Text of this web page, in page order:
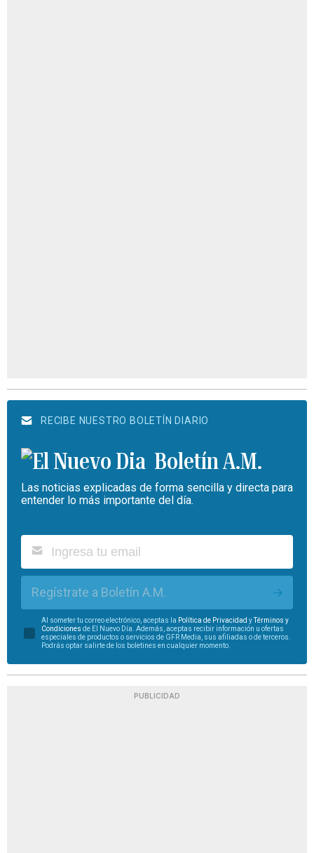
RECIBE NUESTRO BOLETÍN DIARIO
Boletín A.M.
Las noticias explicadas de forma sencilla y directa para
entender lo más importante del día.
Regístrate a Boletín A.M.
Al someter tu correo electrónico, aceptas la Política de Privacidad yTérminos y
Condiciones de El Nuevo Día. Además, aceptas recibir información u ofertas
especiales de productos o servicios de GFR Media, sus afiliadas o de terceros.
Podrás optar salirte de los boletines en cualquier momento.
PUBLICIDAD